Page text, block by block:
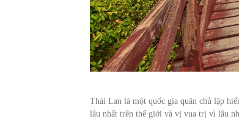
Thái Lan là một quốc gia quân chủ lập
lâu nhất trên thế giới và vị vua trị vì lâu